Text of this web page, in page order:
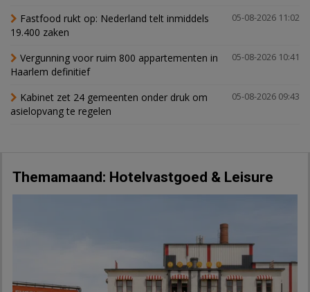
05-08-2026 11:02
Fastfood rukt op: Nederland telt inmiddels
19.400 zaken
05-08-2026 10:41
Vergunning voor ruim 800 appartementen in
Haarlem definitief
05-08-2026 09:43
Kabinet zet 24 gemeenten onder druk om
asielopvang te regelen
Themamaand: Hotelvastgoed & Leisure